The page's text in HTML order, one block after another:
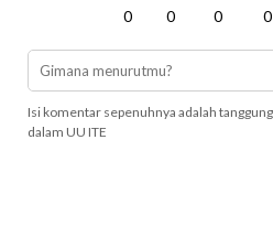
0 0 0 0
Isi komentar sepenuhnya adalah
dalam UU ITE